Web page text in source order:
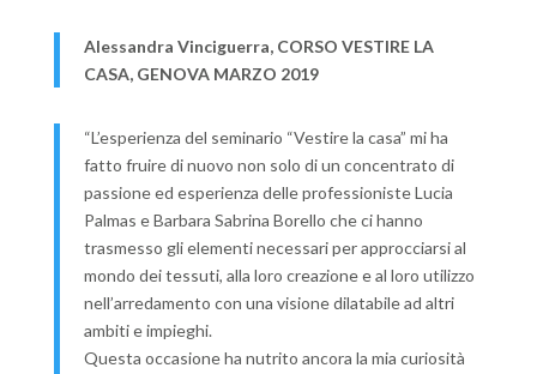
Alessandra Vinciguerra, CORSO VESTIRE LA
CASA, GENOVA MARZO 2019
“L’esperienza del seminario “Vestire la casa” mi ha
fatto fruire di nuovo non solo di un concentrato di
passione ed esperienza delle professioniste Lucia
Palmas e Barbara Sabrina Borello che ci hanno
trasmesso gli elementi necessari per approcciarsi al
mondo dei tessuti, alla loro creazione e al loro utilizzo
nell’arredamento con una visione dilatabile ad altri
ambiti e impieghi.
Questa occasione ha nutrito ancora la mia curiosità